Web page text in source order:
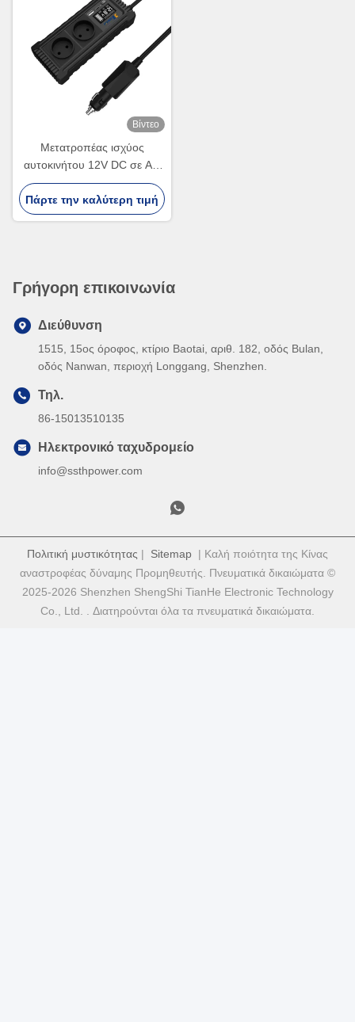
Βίντεο
Μετατροπέας ισχύος
αυτοκινήτου 12V DC σε AC
110V 220V με USB και
τύπου C
Πάρτε την καλύτερη τιμή
Γρήγορη επικοινωνία
Διεύθυνση
1515, 15ος όροφος, κτίριο Baotai, αριθ. 182, οδός Bulan,
οδός Nanwan, περιοχή Longgang, Shenzhen.
Τηλ.
86-15013510135
Ηλεκτρονικό ταχυδρομείο
info@ssthpower.com
Πολιτική μυστικότητας | Sitemap | Καλή ποιότητα της Κίνας
αναστροφέας δύναμης Προμηθευτής. Πνευματικά δικαιώματα ©
2025-2026 Shenzhen ShengShi TianHe Electronic Technology
Co., Ltd. . Διατηρούνται όλα τα πνευματικά δικαιώματα.